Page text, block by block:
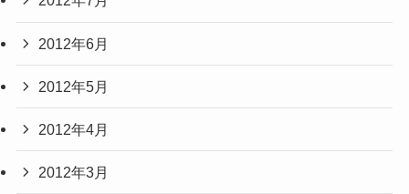
2012年6月
2012年5月
2012年4月
2012年3月